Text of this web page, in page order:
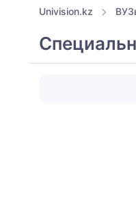
Univision.kz